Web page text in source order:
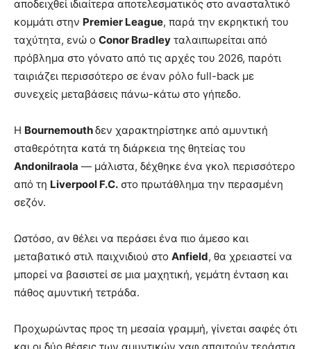
αποδειχθεί ιδιαίτερα αποτελεσματικός στο ανασταλτικό
κομμάτι στην Premier League, παρά την εκρηκτική του
ταχύτητα, ενώ ο Conor Bradley ταλαιπωρείται από
πρόβλημα στο γόνατο από τις αρχές του 2026, παρότι
ταιριάζει περισσότερο σε έναν ρόλο full-back με
συνεχείς μεταβάσεις πάνω-κάτω στο γήπεδο.
Η Bournemouthδεν χαρακτηρίστηκε από αμυντική
σταθερότητα κατά τη διάρκεια της θητείας του
AndoniIraola — μάλιστα, δέχθηκε ένα γκολ περισσότερο
από τη Liverpool F.C. στο πρωτάθλημα την περασμένη
σεζόν.
Ωστόσο, αν θέλει να περάσει ένα πιο άμεσο και
μεταβατικό στιλ παιχνιδιού στο Anfield, θα χρειαστεί να
μπορεί να βασιστεί σε μια μαχητική, γεμάτη ένταση και
πάθος αμυντική τετράδα.
Προχωρώντας προς τη μεσαία γραμμή, γίνεται σαφές ότι